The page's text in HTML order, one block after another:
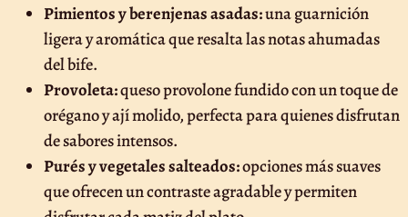
Pimientos y berenjenas asadas:una guarnición
ligera y aromática que resalta las notas ahumadas
del bife.
Provoleta:queso provolone fundido con un toque de
orégano y ají molido, perfecta para quienes disfrutan
de sabores intensos.
Purés y vegetales salteados:opciones más suaves
que ofrecen un contraste agradable y permiten